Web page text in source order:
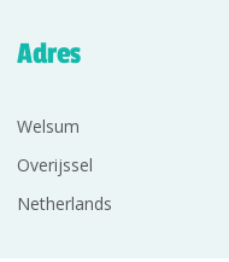
Adres
Welsum
Overijssel
Netherlands